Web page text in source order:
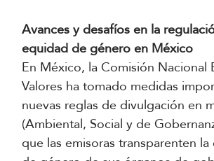
Avances y desafíos en la
equidad de género en México
En México, la Comisión Nacional
Valores ha tomado medidas
nuevas reglas de divulgación en
(Ambiental, Social y de
que las emisoras transparenten